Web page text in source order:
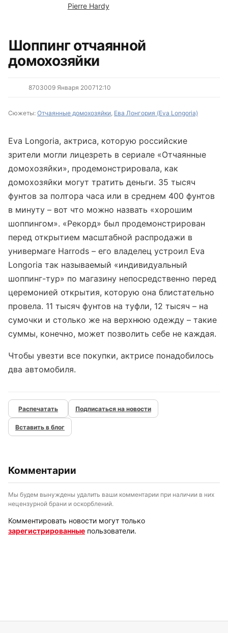
Pierre Hardy
Шоппинг отчаянной
домохозяйки
8703009 Января 200712:10
Сюжеты: Отчаянные домохозяйки, Ева Лонгория (Eva Longoria)
Eva Longoria, актриса, которую российские
зрители могли лицезреть в сериале «Отчаянные
домохозяйки», продемонстрировала, как
домохозяйки могут тратить деньги. 35 тысяч
фунтов за полтора часа или в среднем 400 фунтов
в минуту – вот что можно назвать «хорошим
шоппингом». «Рекорд» был продемонстрирован
перед открытием масштабной распродажи в
универмаге Harrods – его владелец устроил Eva
Longoria так называемый «индивидуальный
шоппинг-тур» по магазину непосредственно перед
церемонией открытия, которую она блистательно
провела. 11 тысяч фунтов на туфли, 12 тысяч – на
сумочки и столько же на верхнюю одежду – такие
суммы, конечно, может позволить себе не каждая.
Чтобы увезти все покупки, актрисе понадобилось
два автомобиля.
Подписаться на новости
Вставить в блог
Комментарии
Мы будем вынуждены удалить ваши комментарии при наличии в них
нецензурной брани и оскорблений.
Комментировать новости могут только
зарегистрированные пользователи.